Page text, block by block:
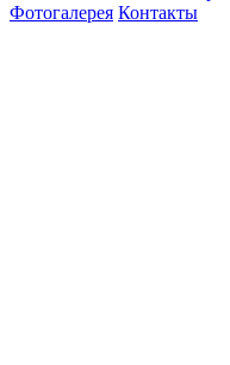
Фотогалерея Контакты